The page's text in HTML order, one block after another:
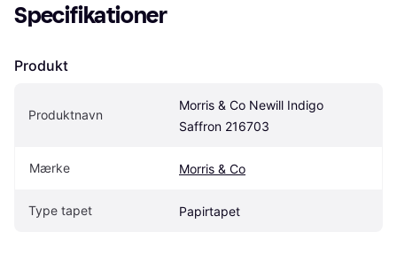
Specifikationer
Produkt
Produktnavn
Morris & Co Newill Indigo
Saffron 216703
Mærke Morris & Co
Type tapet Papirtapet